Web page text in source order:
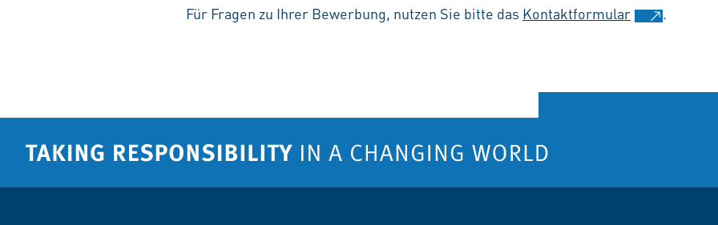
Für Fragen zu Ihrer Bewerbung, nutzen Sie bitte das Kontaktformular .